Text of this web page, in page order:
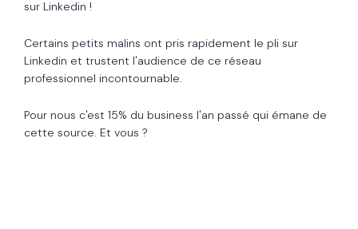
sur Linkedin !
Certains petits malins ont pris rapidement le pli sur
Linkedin et trustent l'audience de ce réseau
professionnel incontournable.
Pour nous c'est 15% du business l'an passé qui émane de
cette source. Et vous ?